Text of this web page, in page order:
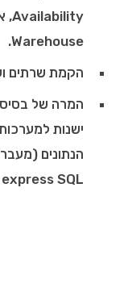
Warehouse.
הקמת שרתים
המרה של
ישנות
express SQL ל - SQL Server).